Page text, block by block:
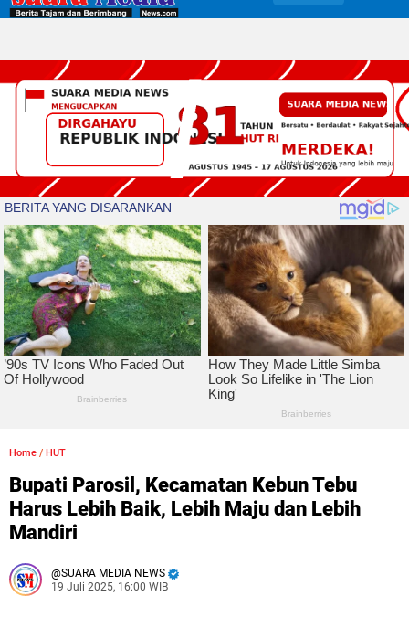
Home / HUT
Bupati Parosil, Kecamatan Kebun Tebu
Harus Lebih Baik, Lebih Maju dan Lebih
Mandiri
SUARA MEDIA NEWS
19 Juli 2025, 16:00 WIB